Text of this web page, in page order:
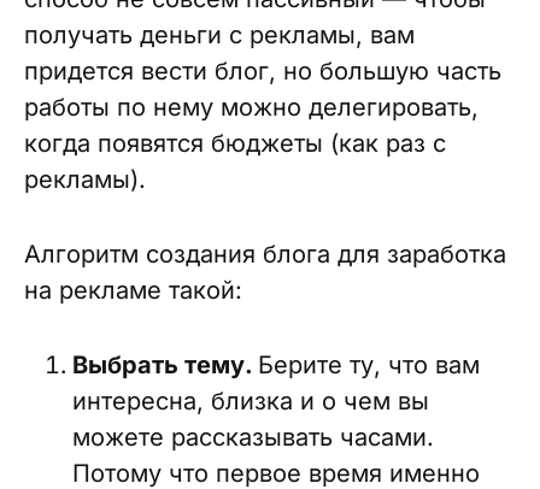
получать деньги с рекламы, вам
придется вести блог, но большую часть
работы по нему можно делегировать,
когда появятся бюджеты (как раз с
рекламы).
Алгоритм создания блога для заработка
на рекламе такой:
Выбрать тему. Берите ту, что вам
интересна, близка и о чем вы
можете рассказывать часами.
Потому что первое время именно